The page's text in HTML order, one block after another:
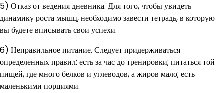
5) Отказ от ведения дневника. Для того, чтобы увидеть
динамику роста мышц, необходимо завести тетрадь, в которую
вы будете вписывать свои успехи.
6) Неправильное питание. Следует придерживаться
определенных правил: есть за час до тренировки; питаться той
пищей, где много белков и углеводов, а жиров мало; есть
маленькими порциями.